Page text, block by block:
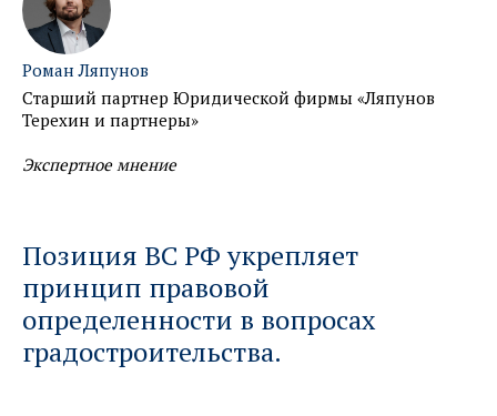
Роман Ляпунов
Старший партнер Юридической фирмы «Ляпунов
Терехин и партнеры»
Экспертное мнение
Позиция ВС РФ укрепляет
принцип правовой
определенности в вопросах
градостроительства.